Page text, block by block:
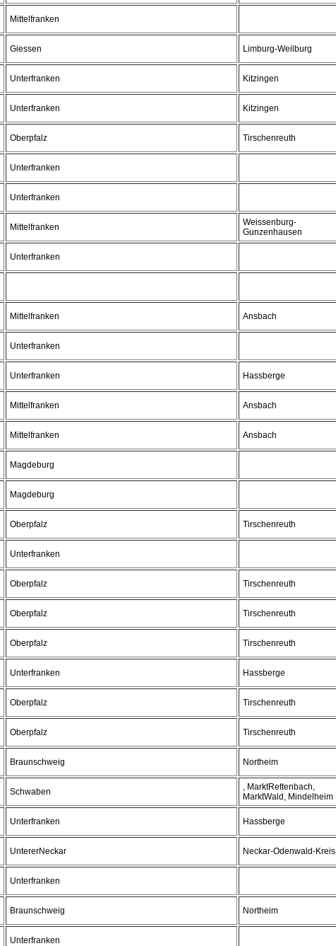
Mittelfranken
Giessen Limburg-Weilburg
Unterfranken Kitzingen
Unterfranken Kitzingen
Oberpfalz Tirschenreuth
Unterfranken
Unterfranken
Mittelfranken
Weissenburg-
Gunzenhausen
Unterfranken
Mittelfranken Ansbach
Unterfranken
Unterfranken Hassberge
Mittelfranken Ansbach
Mittelfranken Ansbach
Magdeburg
Magdeburg
Oberpfalz Tirschenreuth
Unterfranken
Oberpfalz Tirschenreuth
Oberpfalz Tirschenreuth
Oberpfalz Tirschenreuth
Unterfranken Hassberge
Oberpfalz Tirschenreuth
Oberpfalz Tirschenreuth
Braunschweig Northeim
Schwaben
, MarktRettenbach,
MarktWald, Mindelheim
Unterfranken Hassberge
UntererNeckar Neckar-Odenwald-Kreis
Unterfranken
Braunschweig Northeim
Unterfranken